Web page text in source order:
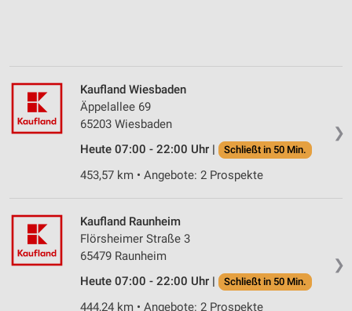
❯
Kaufland Wiesbaden
Äppelallee 69
65203 Wiesbaden
Heute 07:00 - 22:00 Uhr |
Schließt in 50 Min.
453,57 km • Angebote: 2 Prospekte
❯
Kaufland Raunheim
Flörsheimer Straße 3
65479 Raunheim
Heute 07:00 - 22:00 Uhr |
Schließt in 50 Min.
444,24 km • Angebote: 2 Prospekte